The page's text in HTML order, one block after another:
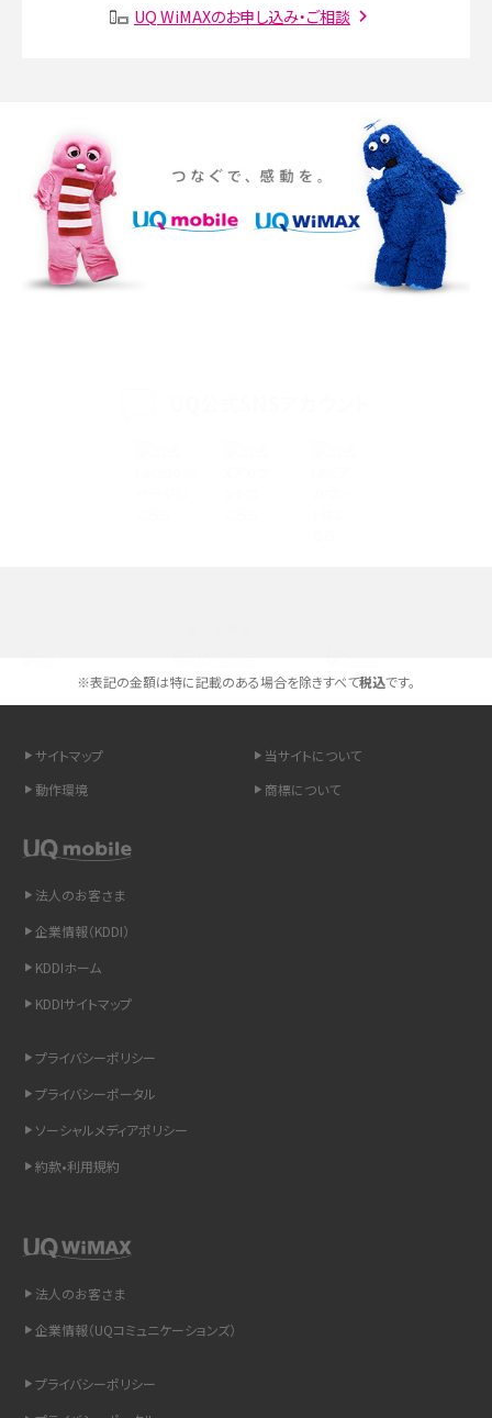
SMSとは？料金やできること、注意点や届かない時の対処法を解説
iPhone 16eとiPhone SE（第3世代）の違いは？サイズやスペックを比較して解説
iPhone 16eとiPhone 14を徹底比較！スペック・機能の違いをわかりやすく紹介
iPhone 16シリーズのモデルを比較！価格・サイズ・カメラ性能の違いを徹底解説
iPhone 16とiPhone 15の違いは？カメラ・スペック・機能を徹底比較
LINEの通知がこない時の原因と対処法9選！設定の確認手順も解説
非通知設定とは？184で電話をかける方法やiPhone・Androidの設定を解説
iCloudの使用容量を減らす9つの方法！使用状況の確認手順も紹介
リプライ機能とは？LINE、X（旧Twitter）、Instagram、TikTokで送る方法を解説
インスタのDMの送り方は？便利機能の使い方や注意点をわかりやすく解説
LINEで送信取り消しをする方法は？相手に知られるのか、削除との違いも紹介
詳しく解説
Wi-Fiを快適に使うための速度はどれくらい？用途別の目安・回線ごとの平均を
紹介
LINEの着信音や通知音の設定・変更方法を解説！鳴らない場合の対処法も紹介
UQ WiMAXのお申し込み・ご相談
※表記の金額は特に記載のある場合を除きすべて税込です。
サイトマップ
当サイトについて
動作環境
商標について
法人のお客さま
企業情報（KDDI）
KDDIホーム
KDDIサイトマップ
プライバシーポリシー
プライバシーポータル
ソーシャルメディアポリシー
約款•利用規約
法人のお客さま
企業情報（UQコミュニケーションズ）
プライバシーポリシー